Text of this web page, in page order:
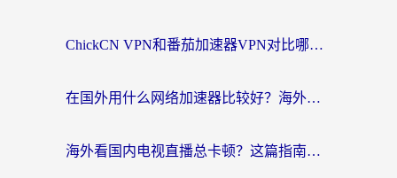
ChickCN VPN和番茄加速器VPN对比哪个回国效果更好？海外党亲测后的真实答案
在国外用什么网络加速器比较好？海外党亲测：从痛点到解决方案的全攻略
海外看国内电视直播总卡顿？这篇指南教你选对回国加速器，无缝追剧不发愁